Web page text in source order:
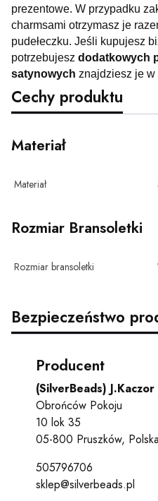
prezentowe. W przypadku
charmsami otrzymasz je
pudełeczku. Jeśli kupujesz
potrzebujesz dodatkowych
satynowych znajdziesz je w
Cechy produktu
Materiał
Materiał
Rozmiar Bransoletki
Rozmiar bransoletki
Bezpieczeństwo
Producent
(SilverBeads)
Obrońców Pokoju
10 lok 35
05-800 Pruszków, Polska
505796706
sklep@silverbeads.pl